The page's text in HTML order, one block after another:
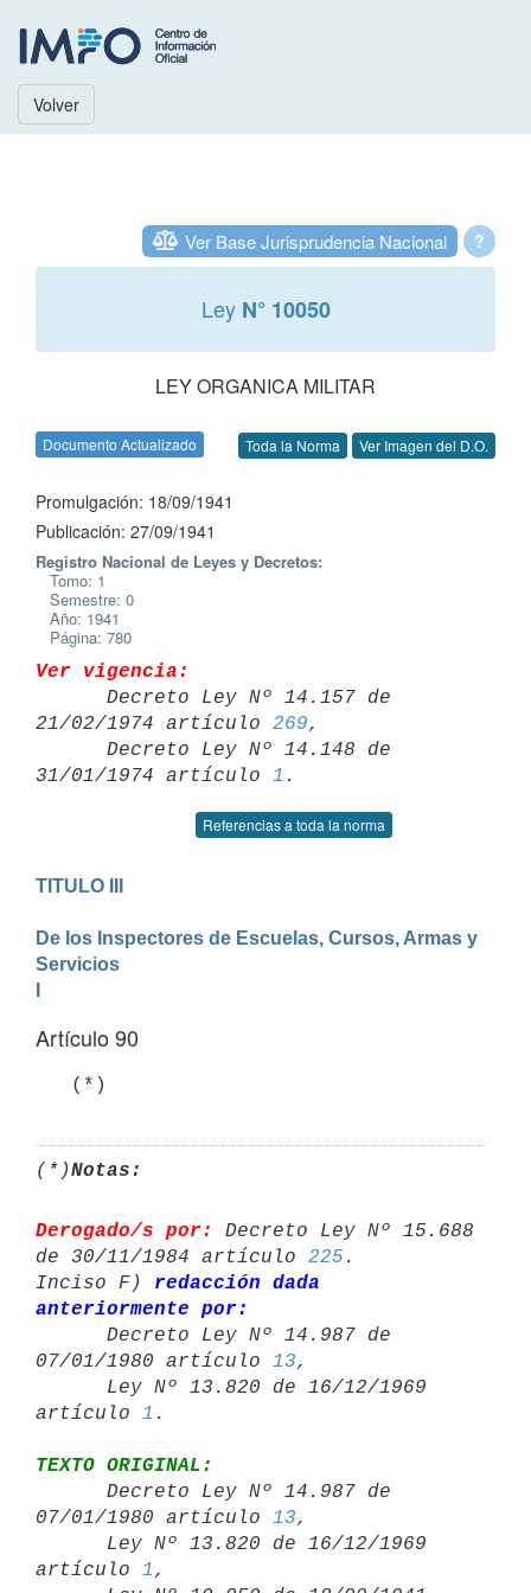
Volver
?
Ver Base Jurisprudencia Nacional
Ley N° 10050
LEY ORGANICA MILITAR
Documento Actualizado Toda la Norma Ver Imagen del D.O.
Promulgación: 18/09/1941
Publicación: 27/09/1941
Registro Nacional de Leyes y Decretos:
Tomo: 1
Semestre: 0
Año: 1941
Página: 780
Ver vigencia:
21/02/1974 artículo 269,
31/01/1974 artículo 1
Referencias a toda la norma
TITULO III
De los Inspectores de Escuelas, Cursos, Armas y
Servicios
Artículo 90
   (*)
(*)Notas:
Derogado/s por:
Decreto Ley Nº 15.688
de 30/11/1984 artículo 225 .
Inciso F) redacción dada
anteriormente por:
07/01/1980 artículo 13,
artículo 1
TEXTO ORIGINAL:
07/01/1980 artículo 13,
artículo 1 ,